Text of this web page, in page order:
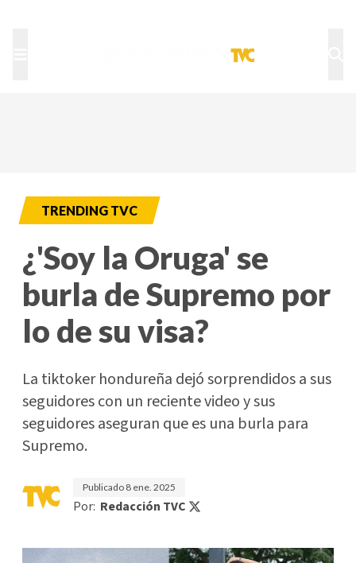
TRENDING TVC
¿'Soy la Oruga' se
burla de Supremo por
lo de su visa?
La tiktoker hondureña dejó sorprendidos a sus
seguidores con un reciente video y sus
seguidores aseguran que es una burla para
Supremo.
Publicado 8 ene. 2025
Por: Redacción TVC